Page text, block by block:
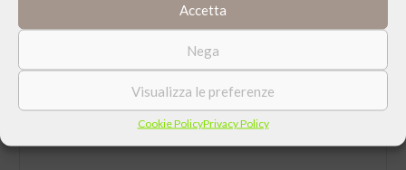
Accetta
Nega
Visualizza le preferenze
Cookie PolicyPrivacy Policy